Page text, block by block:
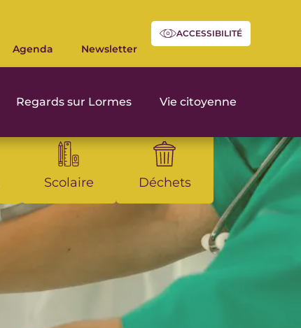
Agenda Newsletter
ACCESSIBILITÉ
Regards sur Lormes Vie citoyenne
Scolaire Déchets